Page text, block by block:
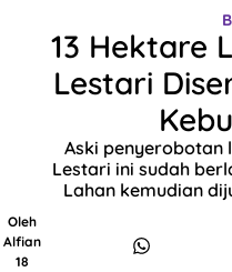
13 Hektare
Lestari
Aski penyerobotan
Lestari ini sudah
Lahan kemudian
Oleh
Alfian
18